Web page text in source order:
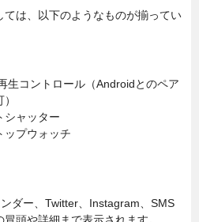
は、以下のようなものが揃ってい
生コントロール（Androidとのペア
シャッター
ップウォッチ
ダー、Twitter、Instagram、SMS
頭や詳細まで表示されます。